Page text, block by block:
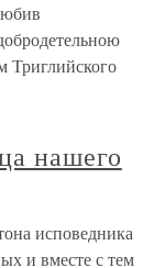
Триглийского
нашего
исповедника
и вместе с тем